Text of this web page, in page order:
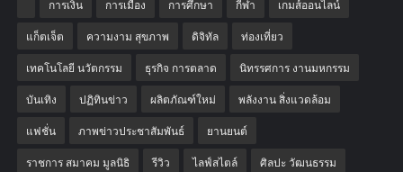
การเงิน การเมือง การศึกษา กีฬา เกมส์ออนไลน์
แก็ตเจ็ต ความงาม สุขภาพ ดิจิทัล ท่องเที่ยว
เทคโนโลยี นวัตกรรม ธุรกิจ การตลาด นิทรรศการ งานมหกรรม
บันเทิง ปฏิทินข่าว ผลิตภัณฑ์ใหม่ พลังงาน สิ่งแวดล้อม
แฟชั่น ภาพข่าวประชาสัมพันธ์ ‎ยานยนต์‎
ราชการ สมาคม มูลนิธิ รีวิว ไลฟ์สไตล์ ศิลปะ วัฒนธรรม